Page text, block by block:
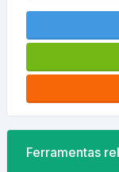
Ferramentas